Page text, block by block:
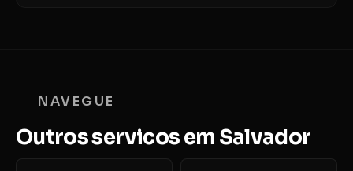
NAVEGUE
Outros servicos em Salvador